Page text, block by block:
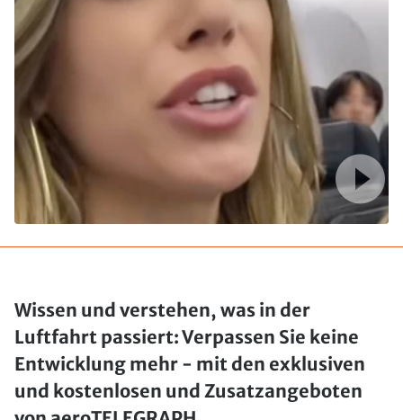
Wissen und verstehen, was in der
Luftfahrt passiert: Verpassen Sie keine
Entwicklung mehr - mit den exklusiven
und kostenlosen und Zusatzangeboten